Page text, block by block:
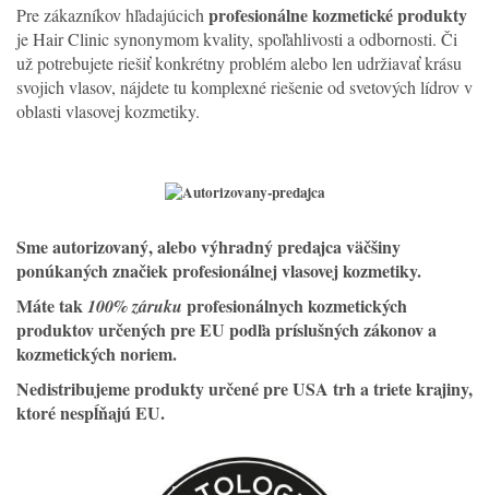
Pre zákazníkov hľadajúcich profesionálne kozmetické produkty
je Hair Clinic synonymom kvality, spoľahlivosti a odbornosti. Či
už potrebujete riešiť konkrétny problém alebo len udržiavať krásu
svojich vlasov, nájdete tu komplexné riešenie od svetových lídrov v
oblasti vlasovej kozmetiky.
Smeautorizovaný, alebo výhradný predajca väčšiny
ponúkaných značiek profesionálnej vlasovej kozmetiky.
Máte tak100% záruku profesionálnych kozmetických
produktov určených pre EU podľa príslušných zákonov a
kozmetických noriem.
Nedistribujeme produkty určené pre USA trh a triete krajiny,
ktoré nespĺňajú EU.